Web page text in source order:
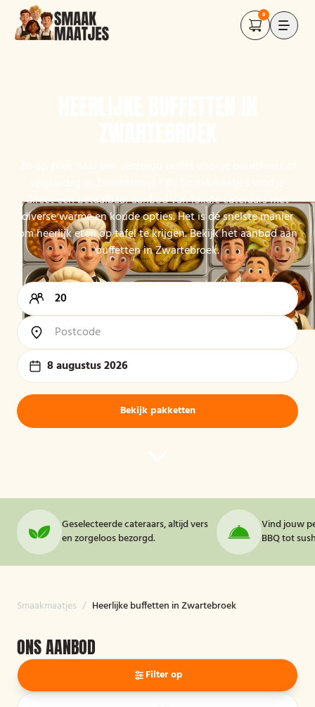
0
direct een betaalbaar aanbod van lokale cateraars met
diverse warme en koude opties. Het is de snelste manier
om heerlijk eten op tafel te krijgen. Bekijk het aanbod aan
buffetten in Zwartebroek.
8 augustus 2026
Bekijk pakketten
Geselecteerde cateraars, altijd vers
en zorgeloos bezorgd.
Vind jouw
BBQ tot
Smaakmaatjes / Heerlijke buffetten in Zwartebroek
ONS AANBOD
Filter op